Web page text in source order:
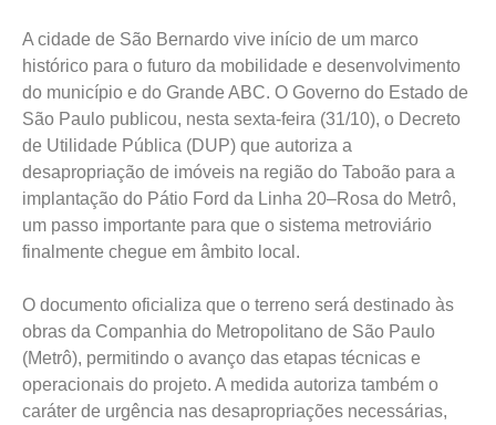
A cidade de São Bernardo vive início de um marco
histórico para o futuro da mobilidade e desenvolvimento
do município e do Grande ABC. O Governo do Estado de
São Paulo publicou, nesta sexta-feira (31/10), o Decreto
de Utilidade Pública (DUP) que autoriza a
desapropriação de imóveis na região do Taboão para a
implantação do Pátio Ford da Linha 20–Rosa do Metrô,
um passo importante para que o sistema metroviário
finalmente chegue em âmbito local.
O documento oficializa que o terreno será destinado às
obras da Companhia do Metropolitano de São Paulo
(Metrô), permitindo o avanço das etapas técnicas e
operacionais do projeto. A medida autoriza também o
caráter de urgência nas desapropriações necessárias,